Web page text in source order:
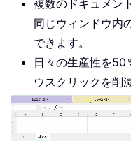
複数のドキュメン
同じウィンドウ内
できます。
日々の生産性を50
ウスクリックを削